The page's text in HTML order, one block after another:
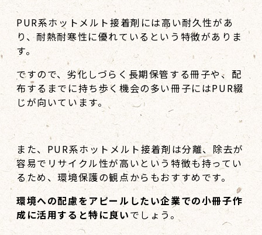
PUR系ホットメルト接着剤には高い耐久性があ
り、耐熱耐寒性に優れているという特徴がありま
す。
ですので、劣化しづらく長期保管する冊子や、配
布するまでに持ち歩く機会の多い冊子にはPUR綴
じが向いています。
また、PUR系ホットメルト接着剤は分離、除去が
容易でリサイクル性が高いという特徴も持ってい
るため、環境保護の観点からもおすすめです。
環境への配慮をアピールしたい企業での小冊子作
成に活用すると特に良いでしょう。